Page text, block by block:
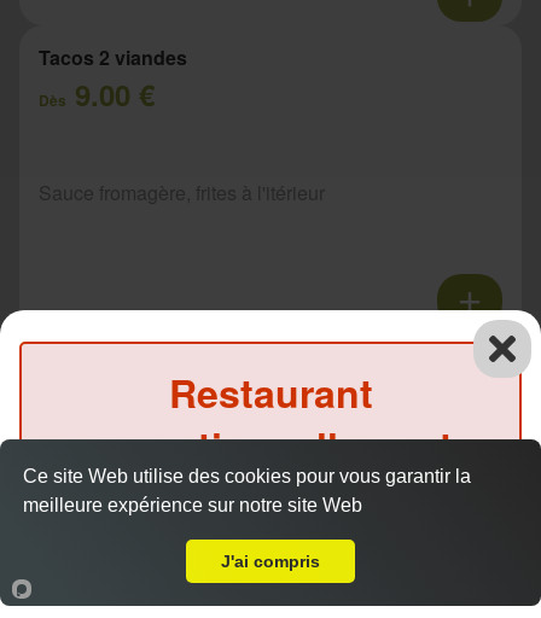
Tacos 2 viandes
Dès 9.00 €
Sauce fromagère, frites à l'itérieur
Sauce fromagère, frites à l'itérieur
Accueil Panier Compte
Restaurant
exceptionnellement
fermé ce soir
(Précommande possible)
Ce site Web utilise des cookies pour vous garantir la
meilleure expérience sur notre site Web
J'ai compris